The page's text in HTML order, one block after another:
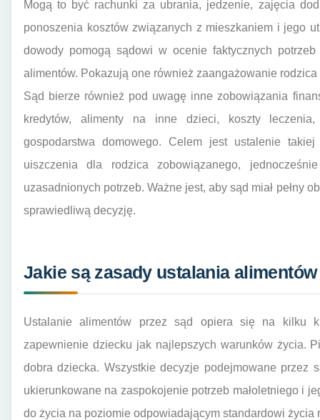
Mogą to być rachunki za ubrania, jedzenie, zajęcia
ponoszenia kosztów związanych z mieszkaniem i jego
dowody pomogą sądowi w ocenie faktycznych
alimentów. Pokazują one również zaangażowanie
Sąd bierze również pod uwagę inne zobowiązania
kredytów, alimenty na inne dzieci, koszty
gospodarstwa domowego. Celem jest ustalenie
uiszczenia dla rodzica zobowiązanego,
uzasadnionych potrzeb. Ważne jest, aby sąd miał pełny
sprawiedliwą decyzję.
Jakie są zasady ustalania
Ustalanie alimentów przez sąd opiera się na kilku
zapewnienie dziecku jak najlepszych warunków życia.
dobra dziecka. Wszystkie decyzje podejmowane przez
ukierunkowane na zaspokojenie potrzeb małoletniego i
do życia na poziomie odpowiadającym standardowi życia